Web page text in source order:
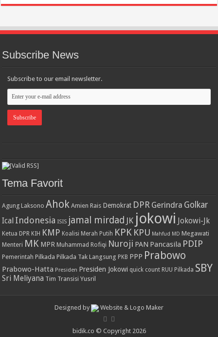
Subscribe News
Subscribe to our email newsletter.
Tema Favorit
Agung Laksono Ahok Amien Rais Demokrat DPR Gerindra Golkar
Ical Indonesia ISIS jamal mirdad JK jokowi Jokowi-Jk
Ketua DPR KIH KMP Koalisi Merah Putih KPK KPU Mahfud MD Megawati
Menteri MK MPR Muhammad Rofiqi Nuroji PAN Pancasila PDIP
Pemerintah Pilkada Pilkada Tak Langsung PKB PPP Prabowo
Prabowo-Hatta Presiden Presiden Jokowi quick count RUU Pilkada SBY
Sri Meliyana Tim Transisi Yusril
Designed by Website & Logo Maker
bidik.co © Copyright 2026